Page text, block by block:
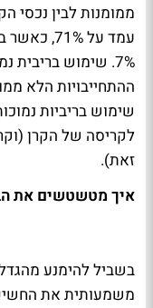
עמד על
שימוש בריביות
לקריסה של הקרן
זאת).
איך מטשטשים את
בשביל להימנע
משמעותית את